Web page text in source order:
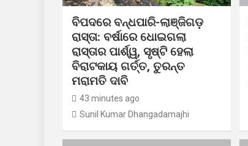
ବିପଦରେ ବନ୍ଧପାରି-ଲାଞ୍ଜିଗଡ଼
ରାସ୍ତା: ବର୍ଷାରେ ଧୋଇଗଲା
ରାସ୍ତାର ପାର୍ଶ୍ୱ, ସୃଷ୍ଟି ହେଲା
ବିରାଟକାୟ ଗର୍ତ୍ତ, ତୁରନ୍ତ
ମରାମତି ଦାବି
43 minutes ago
Sunil Kumar Dhangadamajhi